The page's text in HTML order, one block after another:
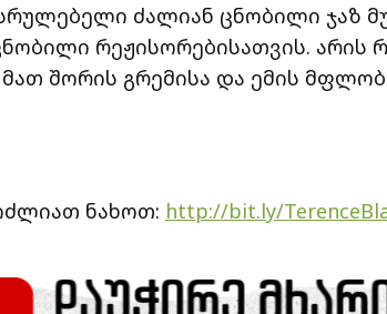
ძალიან ცნობილი ჯაზ
რეჟისორებისათვის. არის
შორის გრემისა და ემის
ნახოთ: http://bit.ly/